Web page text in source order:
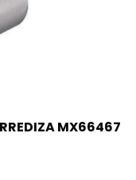
MX66467